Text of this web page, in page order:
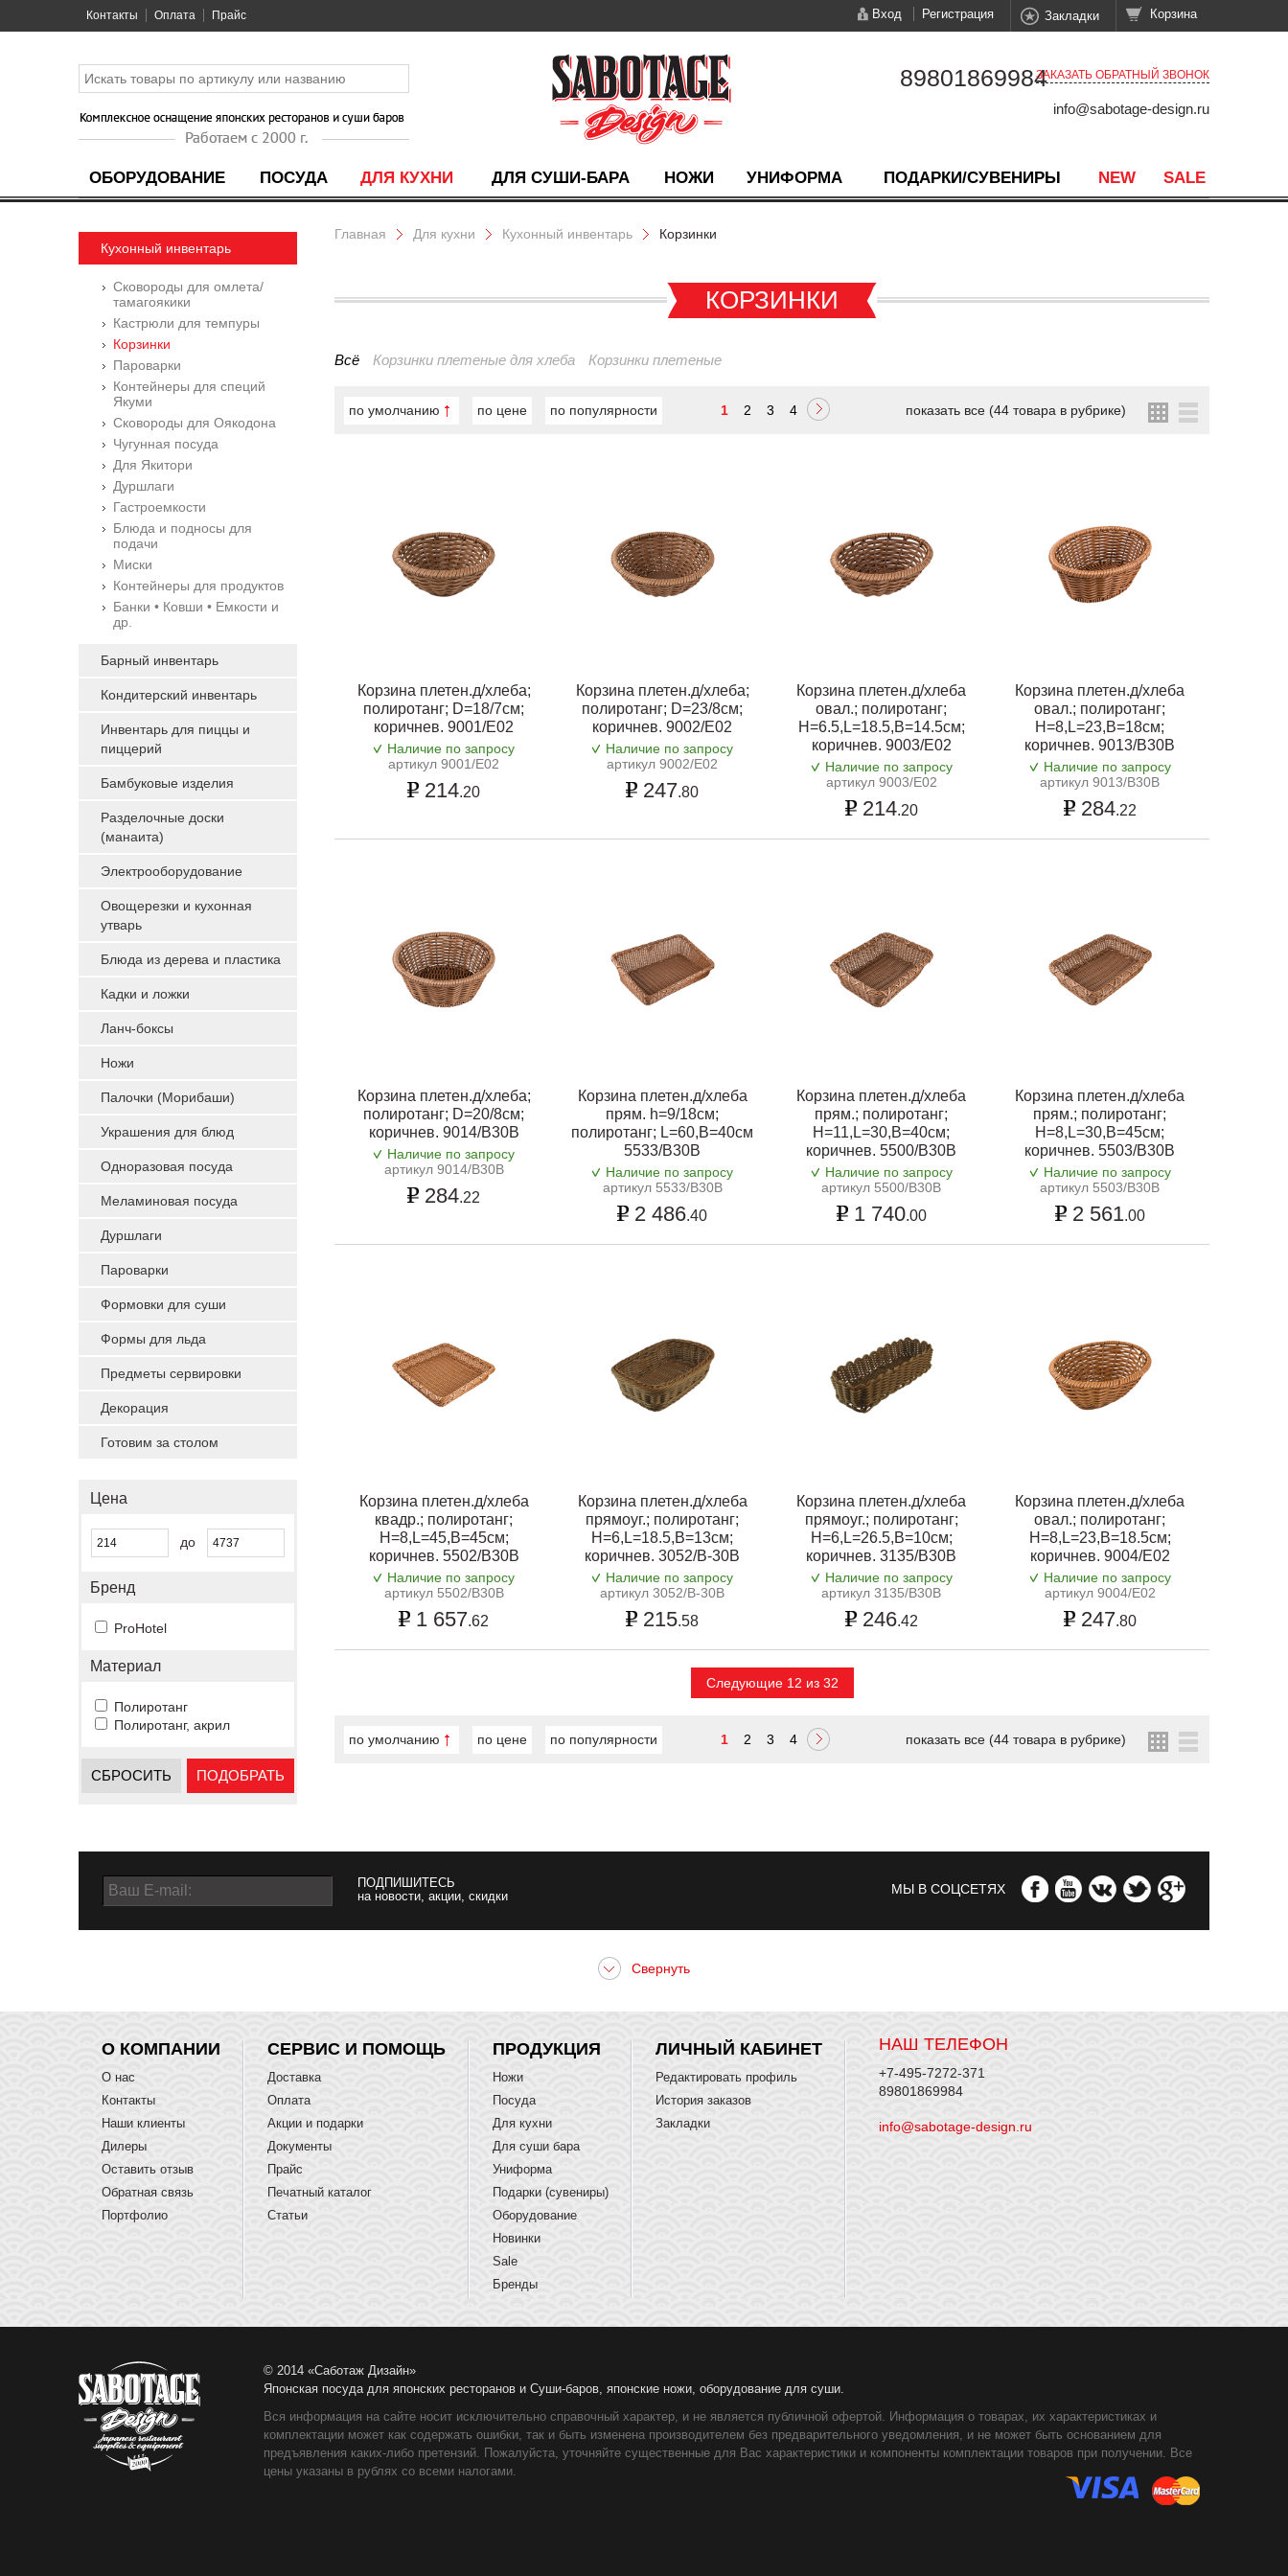
Контакты Оплата Прайс Вход Регистрация Закладки Корзина
ОБОРУДОВАНИЕ ПОСУДА ДЛЯ КУХНИ ДЛЯ СУШИ-БАРА НОЖИ УНИФОРМА ПОДАРКИ/СУВЕНИРЫ NEW SALE
89801869984ЗАКАЗАТЬ ОБРАТНЫЙ ЗВОНОК
info@sabotage-design.ru
Кухонный инвентарь
Сковороды для омлета/
тамагоякики
Кастрюли для темпуры
Корзинки
Пароварки
Контейнеры для специй
Якуми
Сковороды для Оякодона
Чугунная посуда
Для Якитори
Дуршлаги
Гастроемкости
Блюда и подносы для
подачи
Миски
Контейнеры для продуктов
Банки • Ковши • Емкости и
др.
Барный инвентарь
Кондитерский инвентарь
Инвентарь для пиццы и
пиццерий
Бамбуковые изделия
Разделочные доски
(манаита)
Электрооборудование
Овощерезки и кухонная
утварь
Блюда из дерева и пластика
Кадки и ложки
Ланч-боксы
Ножи
Палочки (Морибаши)
Украшения для блюд
Одноразовая посуда
Меламиновая посуда
Дуршлаги
Пароварки
Формовки для суши
Формы для льда
Предметы сервировки
Декорация
Готовим за столом
Цена
до
Бренд
ProHotel
Материал
Полиротанг
Полиротанг, акрил
СБРОСИТЬ ПОДОБРАТЬ
Главная Для кухни Кухонный инвентарь Корзинки
КОРЗИНКИ
Всё Корзинки плетеные для хлеба Корзинки плетеные
1 2 3 4
по умолчанию по цене по популярности показать все (44 товара в рубрике)
Корзина плетен.д/хлеба;
полиротанг; D=18/7см;
коричнев. 9001/E02
Наличие по запросу
артикул 9001/E02
214.20
Корзина плетен.д/хлеба;
полиротанг; D=23/8см;
коричнев. 9002/E02
Наличие по запросу
артикул 9002/E02
247.80
Корзина плетен.д/хлеба
овал.; полиротанг;
H=6.5,L=18.5,B=14.5см;
коричнев. 9003/E02
Наличие по запросу
артикул 9003/E02
214.20
Корзина плетен.д/хлеба
овал.; полиротанг;
H=8,L=23,B=18см;
коричнев. 9013/B30B
Наличие по запросу
артикул 9013/B30B
284.22
Корзина плетен.д/хлеба;
полиротанг; D=20/8см;
коричнев. 9014/B30B
Наличие по запросу
артикул 9014/B30B
284.22
Корзина плетен.д/хлеба
прям. h=9/18см;
полиротанг; L=60,B=40см
5533/B30B
Наличие по запросу
артикул 5533/B30B
2 486.40
Корзина плетен.д/хлеба
прям.; полиротанг;
H=11,L=30,B=40см;
коричнев. 5500/B30B
Наличие по запросу
артикул 5500/B30B
1 740.00
Корзина плетен.д/хлеба
прям.; полиротанг;
H=8,L=30,B=45см;
коричнев. 5503/B30B
Наличие по запросу
артикул 5503/B30B
2 561.00
Корзина плетен.д/хлеба
квадр.; полиротанг;
H=8,L=45,B=45см;
коричнев. 5502/B30B
Наличие по запросу
артикул 5502/B30B
1 657.62
Корзина плетен.д/хлеба
прямоуг.; полиротанг;
H=6,L=18.5,B=13см;
коричнев. 3052/B-30B
Наличие по запросу
артикул 3052/B-30B
215.58
Корзина плетен.д/хлеба
прямоуг.; полиротанг;
H=6,L=26.5,B=10см;
коричнев. 3135/B30B
Наличие по запросу
артикул 3135/B30B
246.42
Корзина плетен.д/хлеба
овал.; полиротанг;
H=8,L=23,B=18.5см;
коричнев. 9004/E02
Наличие по запросу
артикул 9004/E02
247.80
Следующие 12 из 32
1 2 3 4
по умолчанию по цене по популярности показать все (44 товара в рубрике)
ПОДПИШИТЕСЬ
на новости, акции, скидки
МЫ В СОЦСЕТЯХ
НАШ ТЕЛЕФОН
+7-495-7272-371
89801869984
info@sabotage-design.ru
О КОМПАНИИ
О нас
Контакты
Наши клиенты
Дилеры
Оставить отзыв
Обратная связь
Портфолио
СЕРВИС И ПОМОЩЬ
Доставка
Оплата
Акции и подарки
Документы
Прайс
Печатный каталог
Статьи
ПРОДУКЦИЯ
Ножи
Посуда
Для кухни
Для суши бара
Униформа
Подарки (сувениры)
Оборудование
Новинки
Sale
Бренды
ЛИЧНЫЙ КАБИНЕТ
Редактировать профиль
История заказов
Закладки
© 2014 «Саботаж Дизайн»
Японская посуда для японских ресторанов и Суши-баров, японские ножи, оборудование для суши.
Вся информация на сайте носит исключительно справочный характер, и не является публичной офертой. Информация о товарах, их характеристиках и
комплектации может как содержать ошибки, так и быть изменена производителем без предварительного уведомления, и не может быть основанием для
предъявления каких-либо претензий. Пожалуйста, уточняйте существенные для Вас характеристики и компоненты комплектации товаров при получении. Все
цены указаны в рублях со всеми налогами.